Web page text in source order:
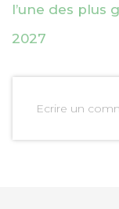
l’une des plus
2027
Ecrire un